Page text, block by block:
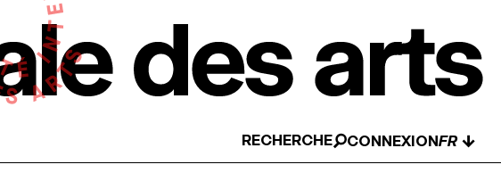
RECHERCHE CONNEXION ↓